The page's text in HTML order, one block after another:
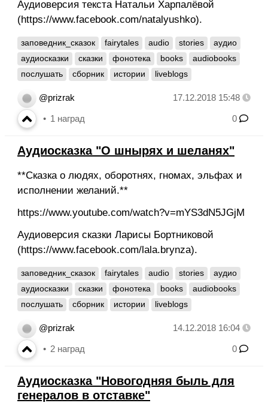
Аудиоверсия текста Натальи Харпалёвой
(https://www.facebook.com/natalyushko).
заповедник_сказок fairytales audio stories
аудио
аудиосказки
сказки фонотека books
audiobooks
послушать
сборник истории liveblogs
@prizrak 17.12.2018 15:48
1 наград 0
Аудиосказка "О шнырях и шеланях"
**Сказка о людях, оборотнях, гномах, эльфах и
исполнении желаний.**
https://www.youtube.com/watch?v=mYS3dN5JGjM
Аудиоверсия сказки Ларисы Бортниковой
(https://www.facebook.com/lala.brynza).
заповедник_сказок fairytales audio stories
аудио
аудиосказки
сказки фонотека books
audiobooks
послушать
сборник истории liveblogs
@prizrak 14.12.2018 16:04
2 наград 0
Аудиосказка "Новогодняя быль для
генералов в отставке"